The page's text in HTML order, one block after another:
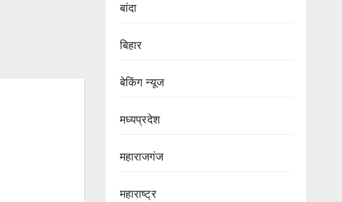
बांदा
बिहार
बेकिंग न्यूज
मध्यप्रदेश
महाराजगंज
महाराष्ट्र